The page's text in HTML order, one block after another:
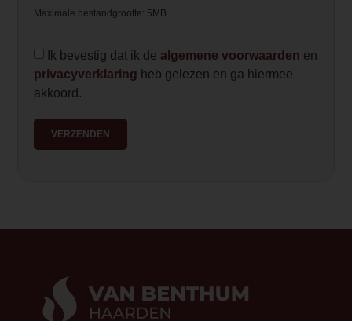
eco-wave" target="_blank"
Element Builder for Description
— Please Select —
Maximale bestandgrootte: 5MB
Ik bevestig dat ik de algemene voorwaarden en
privacyverklaring heb gelezen en ga hiermee
akkoord.
VERZENDEN